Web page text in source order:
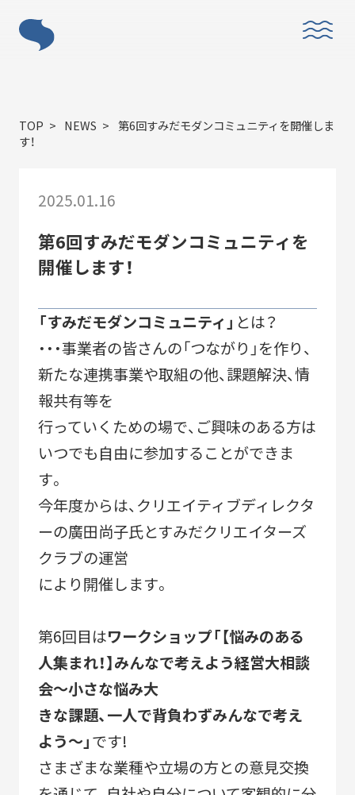
ACTIVITY 「すみだモダン」の主な活動
つながる パートナーシップ連携
つくる フラッグシップ商品開発
つたえる
台湾・千葉大学連携
HISTORY
「すみだモダン」の成り立ちと現在地
「すみだモダン」ブランド認証商品
2010-2018
「すみだモダン」ブランド認証飲食店メニュー
TOP NEWS
第6回すみだモダンコミュニティを開催しま
す！
2025.01.16
第6回すみだモダンコミュニティを
開催します！
「すみだモダンコミュニティ」 とは？
・・・事業者の皆さんの「つながり」を作り、
新たな連携事業や取組の他、課題解決、情
報共有等を
行っていくための場で、ご興味のある方は
いつでも自由に参加することができま
す。
今年度からは、クリエイティブディレクタ
ーの廣田尚子氏とすみだクリエイターズ
クラブの運営
により開催します。
第6回目はワークショップ「【悩みのある
人集まれ！】みんなで考えよう経営大相談
会～小さな悩み大
きな課題、一人で背負わずみんなで考え
よう～」です!
さまざまな業種や立場の方との意見交換